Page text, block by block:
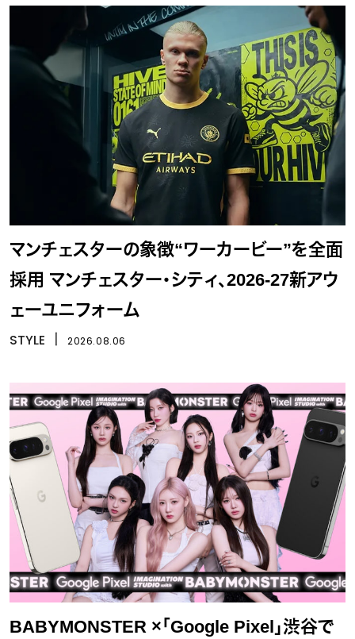
マンチェスターの象徴“ワーカービー”を全面
採用 マンチェスター・シティ、2026-27新アウ
ェーユニフォーム
STYLE 2026.08.06
BABYMONSTER ×「Google Pixel」渋谷で